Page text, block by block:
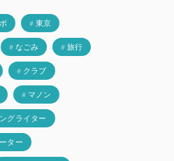
# 東京
# なごみ # 旅行
# クラブ
# マノン
グライター
ター